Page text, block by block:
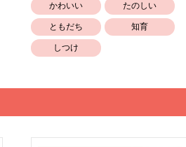
かわいい たのしい
ともだち 知育
しつけ